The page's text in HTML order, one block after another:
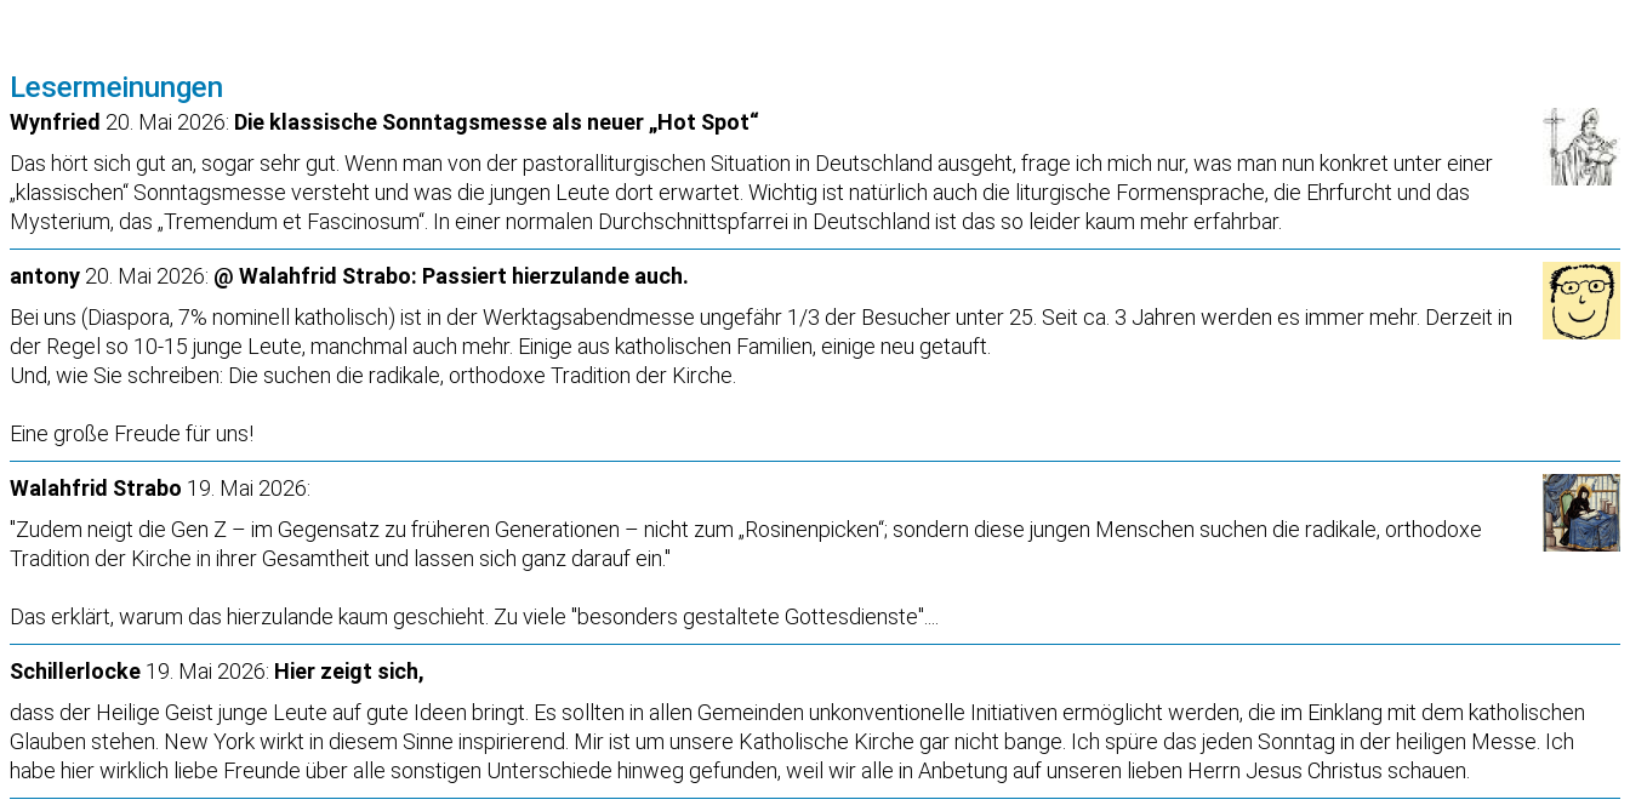
Lesermeinungen
Wynfried 20. Mai 2026: Die klassische Sonntagsmesse als neuer „Hot Spot“
Das hört sich gut an, sogar sehr gut. Wenn man von der pastoralliturgischen Situation in Deutschland ausgeht, frage ich mich nur, was man nun konkret unter einer
„klassischen“ Sonntagsmesse versteht und was die jungen Leute dort erwartet. Wichtig ist natürlich auch die liturgische Formensprache, die Ehrfurcht und das
Mysterium, das „Tremendum et Fascinosum“. In einer normalen Durchschnittspfarrei in Deutschland ist das so leider kaum mehr erfahrbar.
antony 20. Mai 2026: @ Walahfrid Strabo: Passiert hierzulande auch.
Bei uns (Diaspora, 7% nominell katholisch) ist in der Werktagsabendmesse ungefähr 1/3 der Besucher unter 25. Seit ca. 3 Jahren werden es immer mehr. Derzeit in
der Regel so 10-15 junge Leute, manchmal auch mehr. Einige aus katholischen Familien, einige neu getauft.
Und, wie Sie schreiben: Die suchen die radikale, orthodoxe Tradition der Kirche.
Eine große Freude für uns!
Walahfrid Strabo 19. Mai 2026:
"Zudem neigt die Gen Z – im Gegensatz zu früheren Generationen – nicht zum „Rosinenpicken“; sondern diese jungen Menschen suchen die radikale, orthodoxe
Tradition der Kirche in ihrer Gesamtheit und lassen sich ganz darauf ein."
Das erklärt, warum das hierzulande kaum geschieht. Zu viele "besonders gestaltete Gottesdienste"....
Schillerlocke 19. Mai 2026: Hier zeigt sich,
dass der Heilige Geist junge Leute auf gute Ideen bringt. Es sollten in allen Gemeinden unkonventionelle Initiativen ermöglicht werden, die im Einklang mit dem katholischen
Glauben stehen. New York wirkt in diesem Sinne inspirierend. Mir ist um unsere Katholische Kirche gar nicht bange. Ich spüre das jeden Sonntag in der heiligen Messe. Ich
habe hier wirklich liebe Freunde über alle sonstigen Unterschiede hinweg gefunden, weil wir alle in Anbetung auf unseren lieben Herrn Jesus Christus schauen.